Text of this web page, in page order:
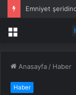
Menü
Anasayfa / Haber
Haber